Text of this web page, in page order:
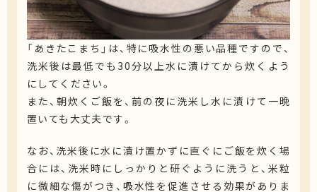
「あきたこまち」は、特に吸水性の悪い品種ですので、
洗米後は最低でも30分以上水に漬けてから炊くよう
にしてください。
また、朝炊くご飯を、前の夜に洗米し水に漬けて一晩
置いても大丈夫です。
なお、洗米後に水に漬け置かずに直ぐにご飯を炊く場
合には、洗米時にしっかりと研ぐように洗うと、米粒
に微細な傷がつき、吸水性を促進させる効果がありま